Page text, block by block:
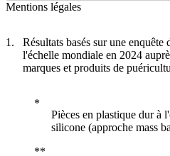
Mentions légales
Résultats basés sur une
l'échelle mondiale en 2024
marques et produits de
Pièces en plastique dur à
silicone (approche mass